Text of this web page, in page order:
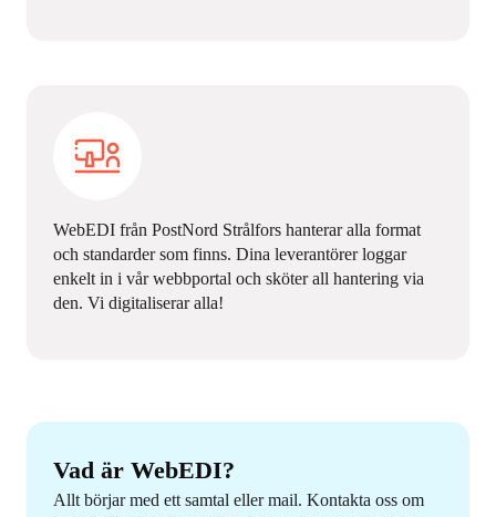
WebEDI från PostNord Strålfors hanterar alla format
och standarder som finns. Dina leverantörer loggar
enkelt in i vår webbportal och sköter all hantering via
den. Vi digitaliserar alla!
Vad är WebEDI?
Allt börjar med ett samtal eller mail. Kontakta oss om